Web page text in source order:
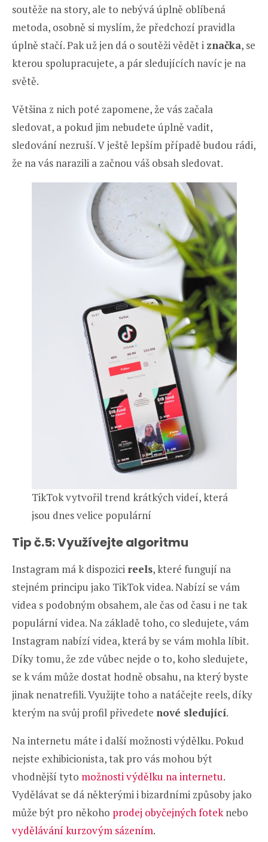
soutěže na story, ale to nebývá úplně oblíbená
metoda, osobně si myslím, že předchozí pravidla
úplně stačí. Pak už jen dá o soutěži vědět i značka, se
kterou spolupracujete, a pár sledujících navíc je na
světě.
Většina z nich poté zapomene, že vás začala
sledovat, a pokud jim nebudete úplně vadit,
sledování nezruší. V ještě lepším případě budou rádi,
že na vás narazili a začnou váš obsah sledovat.
TikTok vytvořil trend krátkých videí, která
jsou dnes velice populární
Tip č.5: Využívejte algoritmu
Instagram má k dispozici reels, které fungují na
stejném principu jako TikTok videa. Nabízí se vám
videa s podobným obsahem, ale čas od času i ne tak
populární videa. Na základě toho, co sledujete, vám
Instagram nabízí videa, která by se vám mohla líbit.
Díky tomu, že zde vůbec nejde o to, koho sledujete,
se k vám může dostat hodně obsahu, na který byste
jinak nenatrefili. Využijte toho a natáčejte reels, díky
kterým na svůj profil přivedete nové sledující.
Na internetu máte i další možnosti výdělku. Pokud
nejste exhibicionista, tak pro vás mohou být
vhodnější tyto možnosti výdělku na internetu.
Vydělávat se dá některými i bizardními způsoby jako
může být pro někoho prodej obyčejných foteknebo
vydělávání kurzovým sázením.